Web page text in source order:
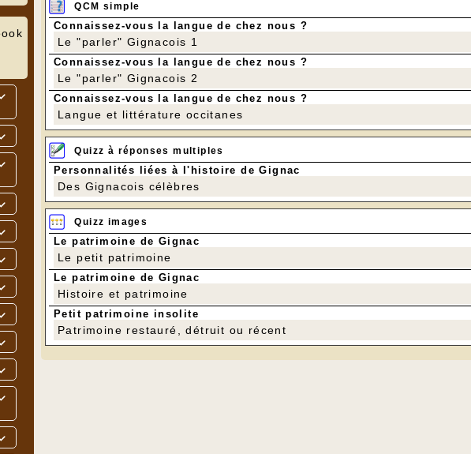
QCM simple
Connaissez-vous la langue de chez nous ?
Le "parler" Gignacois 1
Connaissez-vous la langue de chez nous ?
Le "parler" Gignacois 2
Connaissez-vous la langue de chez nous ?
Langue et littérature occitanes
Quizz à réponses multiples
Personnalités liées à l'histoire de Gignac
Des Gignacois célèbres
Quizz images
Le patrimoine de Gignac
Le petit patrimoine
Le patrimoine de Gignac
Histoire et patrimoine
Petit patrimoine insolite
Patrimoine restauré, détruit ou récent